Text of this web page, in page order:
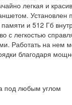
легкая и
Установлен
и 512 Гб
с легкостью
Работать на нем
благодаря
под любым углом